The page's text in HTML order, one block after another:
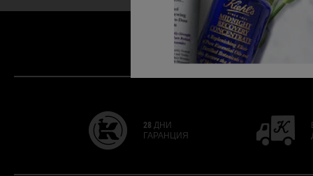
28 ДНИ
ГАРАНЦИЯ